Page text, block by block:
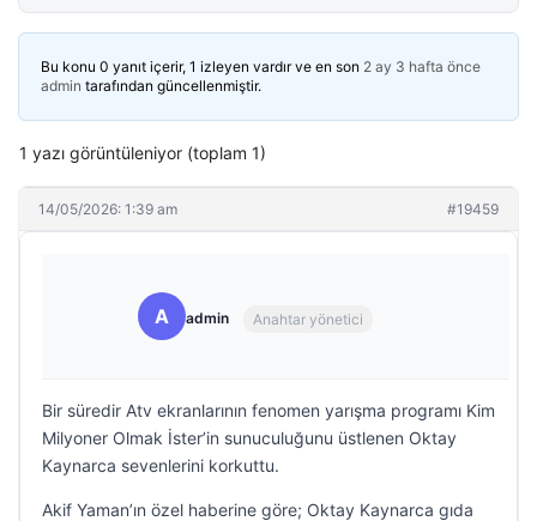
Bu konu 0 yanıt içerir, 1 izleyen vardır ve en son 2 ay 3 hafta önce
admin tarafından güncellenmiştir.
1 yazı görüntüleniyor (toplam 1)
14/05/2026: 1:39 am #19459
A admin Anahtar yönetici
Bir süredir Atv ekranlarının fenomen yarışma programı Kim
Milyoner Olmak İster’in sunuculuğunu üstlenen Oktay
Kaynarca sevenlerini korkuttu.
Akif Yaman’ın özel haberine göre; Oktay Kaynarca gıda